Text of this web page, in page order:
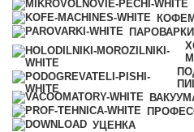
ПАРОВАРКИ
УЦЕНКА